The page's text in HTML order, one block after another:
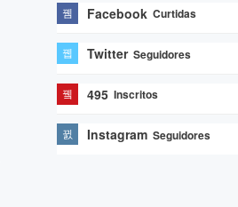
Facebook Curtidas
Twitter Seguidores
495 Inscritos
Instagram Seguidores